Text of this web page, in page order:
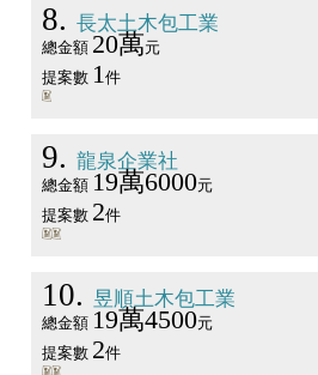
8 長太土木包工業
總金額 20萬元
提案數 1件
9 龍泉企業社
總金額 19萬6000元
提案數 2件
10 昱順土木包工業
總金額 19萬4500元
提案數 2件